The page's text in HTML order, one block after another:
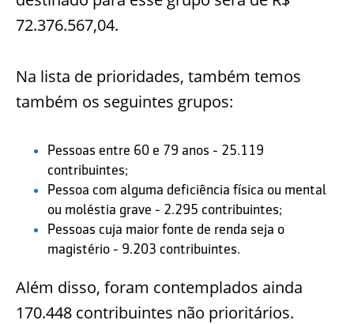
72.376.567,04.
Na lista de prioridades, também temos
também os seguintes grupos:
Pessoas entre 60 e 79 anos - 25.119
contribuintes;
Pessoa com alguma deficiência física ou mental
ou moléstia grave - 2.295 contribuintes;
Pessoas cuja maior fonte de renda seja o
magistério - 9.203 contribuintes.
Além disso, foram contemplados ainda
170.448 contribuintes não prioritários.